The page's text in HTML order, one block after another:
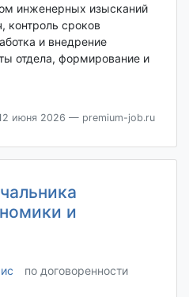
инженерных изысканий
контроль сроков
и внедрение
отдела, формирование и
июня 2026 — premium-job.ru
и
по договоренности